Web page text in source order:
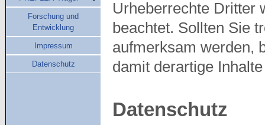
Forschung und
Entwicklung
Impressum
Datenschutz
Urheberrechte Dritter
beachtet. Sollten Sie
aufmerksam werden,
damit derartige
Datenschutz